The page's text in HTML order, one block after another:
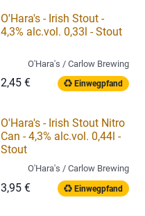
O'Hara's - Irish Stout -
4,3% alc.vol. 0,33l - Stout
O'Hara's / Carlow Brewing
2,45€ Einwegpfand
O'Hara's - Irish Stout Nitro
Can - 4,3% alc.vol. 0,44l -
Stout
O'Hara's / Carlow Brewing
3,95€ Einwegpfand